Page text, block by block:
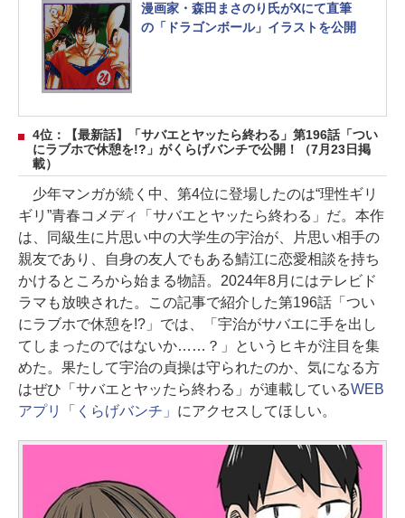
漫画家・森田まさのり氏がXにて直筆
の「ドラゴンボール」イラストを公開
4位：【最新話】「サバエとヤッたら終わる」第196話「つい
にラブホで休憩を!?」がくらげバンチで公開！（7月23日掲
載）
少年マンガが続く中、第4位に登場したのは“理性ギリ
ギリ”青春コメディ「サバエとヤッたら終わる」だ。本作
は、同級生に片思い中の大学生の宇治が、片思い相手の
親友であり、自身の友人でもある鯖江に恋愛相談を持ち
かけるところから始まる物語。2024年8月にはテレビド
ラマも放映された。この記事で紹介した第196話「つい
にラブホで休憩を!?」では、「宇治がサバエに手を出し
てしまったのではないか……？」というヒキが注目を集
めた。果たして宇治の貞操は守られたのか、気になる方
はぜひ「サバエとヤッたら終わる」が連載しているWEB
アプリ「くらげバンチ」 にアクセスしてほしい。